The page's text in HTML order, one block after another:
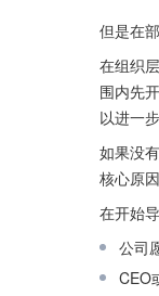
但是在
在组织
围内先
以进一
如果没
核心原因
在开始
公司
CEO